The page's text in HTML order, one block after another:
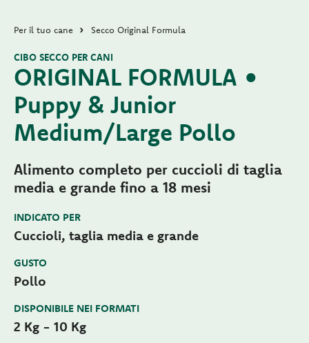
Per il tuo cane Secco Original Formula
ORIGINAL FORMULA •
Puppy & Junior
Medium/Large Pollo
CIBO SECCO PER CANI
Alimento completo per cuccioli di taglia
media e grande fino a 18 mesi
INDICATO PER
Cuccioli, taglia media e grande
GUSTO
Pollo
DISPONIBILE NEI FORMATI
2 Kg - 10 Kg